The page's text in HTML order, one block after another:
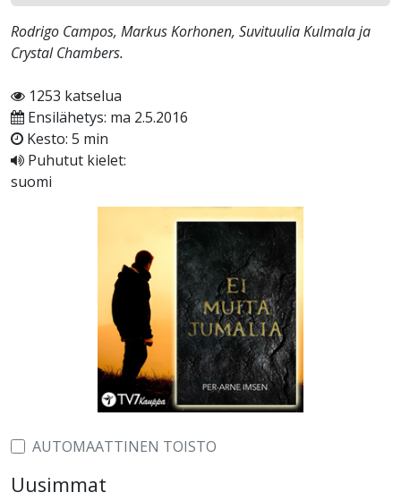
Rodrigo Campos, Markus Korhonen, Suvituulia Kulmala ja
Crystal Chambers.
1253 katselua
Ensilähetys: ma 2.5.2016
Kesto: 5 min
Puhutut kielet:
suomi
AUTOMAATTINEN TOISTO
Uusimmat